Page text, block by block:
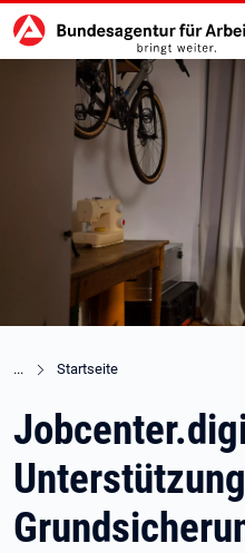
zu den Hauptinhalten springen
Startseite